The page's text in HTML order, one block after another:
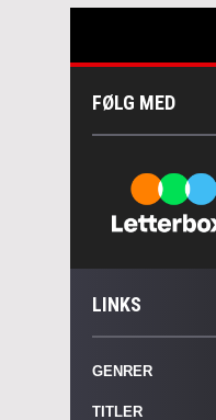
FØLG MED
LINKS
GENRER
TITLER